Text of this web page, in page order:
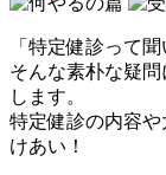
「特定健診って
そんな素朴な疑
します。
特定健診の内容
けあい！